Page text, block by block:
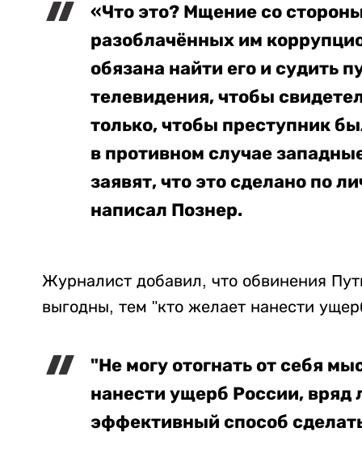
«Что это? Мщение со
разоблачённых им
обязана найти его и судить
телевидения, чтобы
только, чтобы преступник
в противном случае
заявят, что это сделано по
написал Познер.
Журналист добавил, что обвинения
выгодны, тем "кто желает нанести
"Не могу отогнать от себя
нанести ущерб России, вряд
эффективный способ